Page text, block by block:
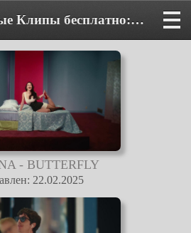
Скачать новые Клипы бесплатно: MP4, HD, 4K, Смотреть онлайн
- BUTTERFLY
22.02.2025